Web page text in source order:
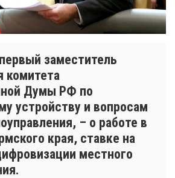
заместитель
комитета
Думы РФ по
устройству и вопросам
– о работе в
края, ставке на
местного